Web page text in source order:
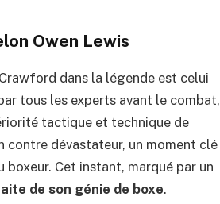
Owen Lewis
dans la légende est celui
tous les experts avant le combat,
tactique et technique de
contre dévastateur, un moment clé
Cet instant, marqué par un
de son génie de boxe.